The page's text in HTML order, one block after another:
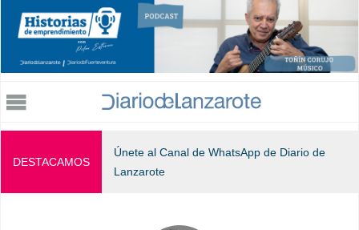
Jump to navigation
DESTACAMOS
Únete al Canal de WhatsApp de Diario de
Lanzarote